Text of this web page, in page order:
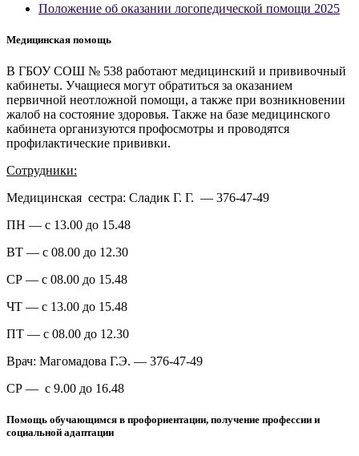
Положение об оказании логопедической помощи 2025
Медицинская помощь
В ГБОУ СОШ № 538 работают медицинский и прививочный
кабинеты. Учащиеся могут обратиться за оказанием
первичной неотложной помощи, а также при возникновении
жалоб на состояние здоровья. Также на базе медицинского
кабинета организуются профосмотры и проводятся
профилактические прививки.
Сотрудники:
Медицинская сестра: Сладик Г. Г. — 376-47-49
ПН — с 13.00 до 15.48
ВТ — с 08.00 до 12.30
СР — с 08.00 до 15.48
ЧТ — с 13.00 до 15.48
ПТ — с 08.00 до 12.30
Врач: Магомадова Г.Э. — 376-47-49
СР — с 9.00 до 16.48
Помощь обучающимся в профориентации, получение профессии и
социальной адаптации